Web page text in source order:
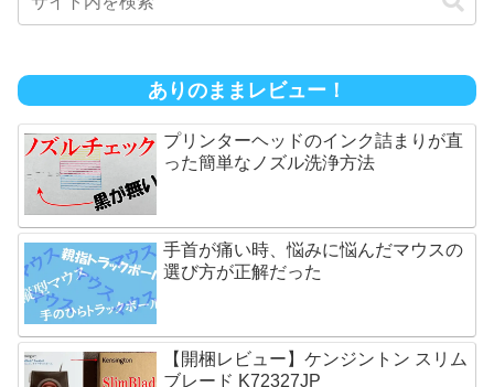
ありのままレビュー！
プリンターヘッドのインク詰まりが直
った簡単なノズル洗浄方法
手首が痛い時、悩みに悩んだマウスの
選び方が正解だった
【開梱レビュー】ケンジントン スリム
ブレード K72327JP